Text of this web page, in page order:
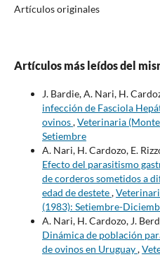
Artículos originales
Artículos más leídos del
J. Bardie, A. Nari, H.
infección de Fasciola
ovinos,Veterinaria
Setiembre
A. Nari, H. Cardozo, E.
Efecto del parasitismo
de corderos sometidos a
edad de destete,
(1983): Setiembre-
A. Nari, H. Cardozo, J.
Dinámica de población
de ovinos en Uruguay,